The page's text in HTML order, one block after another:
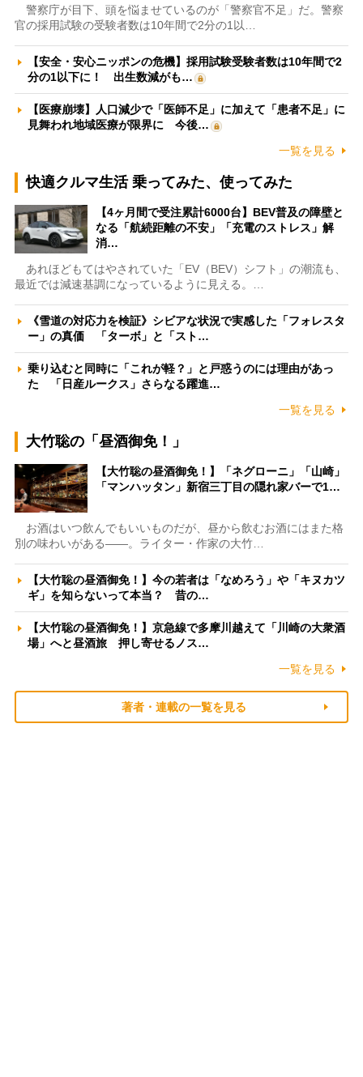
警察庁が目下、頭を悩ませているのが「警察官不足」だ。警察
官の採用試験の受験者数は10年間で2分の1以…
【安全・安心ニッポンの危機】採用試験受験者数は10年間で2
分の1以下に！ 出生数減がも…
【医療崩壊】人口減少で「医師不足」に加えて「患者不足」に
見舞われ地域医療が限界に 今後…
一覧を見る
快適クルマ生活 乗ってみた、使ってみた
【4ヶ月間で受注累計6000台】BEV普及の障壁と
なる「航続距離の不安」「充電のストレス」解
消…
あれほどもてはやされていた「EV（BEV）シフト」の潮流も、
最近では減速基調になっているように見える。…
《雪道の対応力を検証》シビアな状況で実感した「フォレスタ
ー」の真価 「ターボ」と「スト…
乗り込むと同時に「これが軽？」と戸惑うのには理由があっ
た 「日産ルークス」さらなる躍進…
一覧を見る
大竹聡の「昼酒御免！」
【大竹聡の昼酒御免！】「ネグローニ」「山崎」
「マンハッタン」新宿三丁目の隠れ家バーで1…
お酒はいつ飲んでもいいものだが、昼から飲むお酒にはまた格
別の味わいがある――。ライター・作家の大竹…
【大竹聡の昼酒御免！】今の若者は「なめろう」や「キヌカツ
ギ」を知らないって本当？ 昔の…
【大竹聡の昼酒御免！】京急線で多摩川越えて「川崎の大衆酒
場」へと昼酒旅 押し寄せるノス…
一覧を見る
著者・連載の一覧を見る